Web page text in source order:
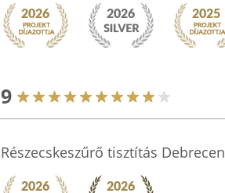
9
Részecskeszűrő tisztítás Debrecen